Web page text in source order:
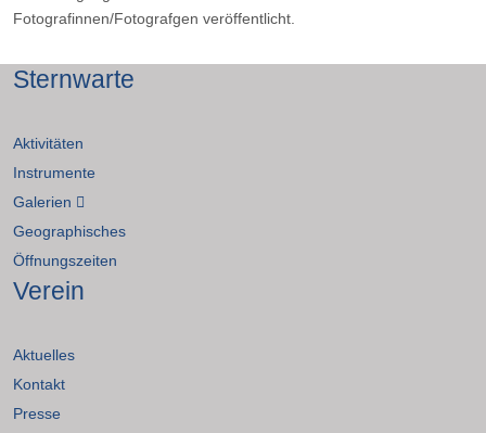
Fotografinnen/Fotografgen veröffentlicht.
Sternwarte
Aktivitäten
Instrumente
Galerien
Geographisches
Öffnungszeiten
Verein
Aktuelles
Kontakt
Presse